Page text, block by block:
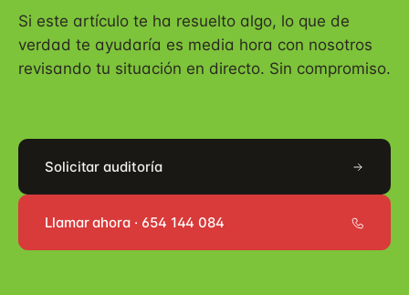
Si este artículo te ha resuelto algo, lo que de
verdad te ayudaría es media hora con nosotros
revisando tu situación en directo. Sin compromiso.
Solicitar auditoría
Llamar ahora · 654 144 084